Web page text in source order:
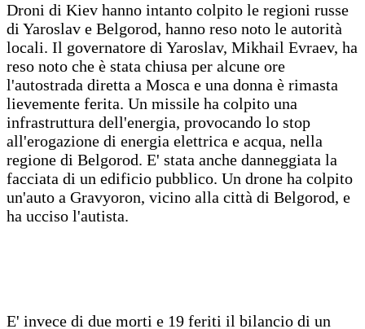
Droni di Kiev hanno intanto colpito le regioni russe
di Yaroslav e Belgorod, hanno reso noto le autorità
locali. Il governatore di Yaroslav, Mikhail Evraev, ha
reso noto che è stata chiusa per alcune ore
l'autostrada diretta a Mosca e una donna è rimasta
lievemente ferita. Un missile ha colpito una
infrastruttura dell'energia, provocando lo stop
all'erogazione di energia elettrica e acqua, nella
regione di Belgorod. E' stata anche danneggiata la
facciata di un edificio pubblico. Un drone ha colpito
un'auto a Gravyoron, vicino alla città di Belgorod, e
ha ucciso l'autista.
E' invece di due morti e 19 feriti il bilancio di un